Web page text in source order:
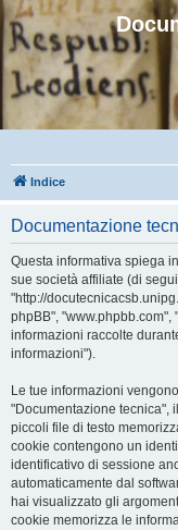
Indice
Documentazione
Questa informativa spiega
sue società affiliate (di
"http://
phpBB", "www.phpbb.com",
informazioni raccolte
informazioni").
Le tue informazioni
"Documentazione tecnica",
piccoli file di testo
cookie contengono un
identificativo di sessione
automaticamente dal
hai visualizzato gli
cookie memorizza le